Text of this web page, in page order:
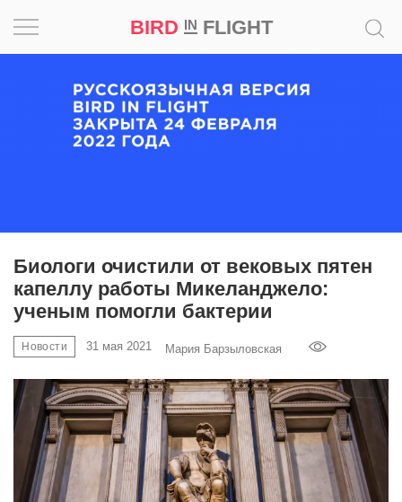
BIRD INFLIGHT
Биологи очистили от вековых пятен
капеллу работы Микеланджело:
ученым помогли бактерии
Новости 31 мая 2021 Мария Барзыловская